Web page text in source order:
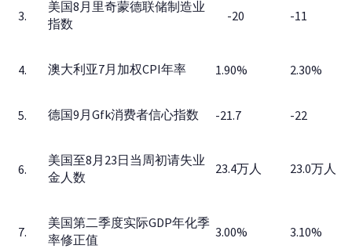
3.
美国8月里奇蒙德联储制造业
指数
-20 -11
4. 澳大利亚7月加权CPI年率 1.90% 2.30%
5. 德国9月Gfk消费者信心指数 -21.7 -22
6.
美国至8月23日当周初请失业
金人数
23.4万人 23.0万人
7.
美国第二季度实际GDP年化季
率修正值
3.00% 3.10%